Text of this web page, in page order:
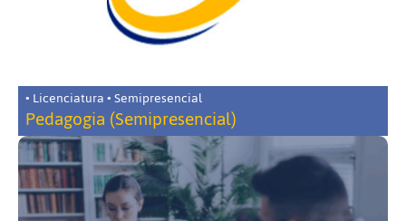
• Licenciatura • Semipresencial
Pedagogia (Semipresencial)